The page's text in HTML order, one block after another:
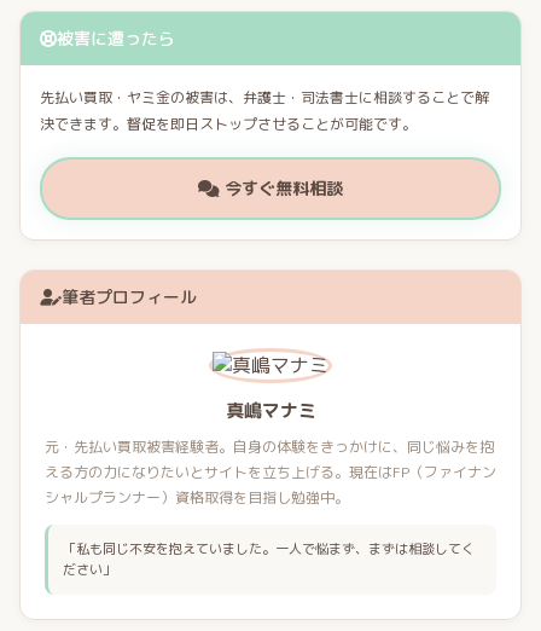
被害に遭ったら
先払い買取・ヤミ金の被害は、弁護士・司法書士に相談することで解
決できます。督促を即日ストップさせることが可能です。
今すぐ無料相談
筆者プロフィール
真嶋マナミ
元・先払い買取被害経験者。自身の体験をきっかけに、同じ悩みを抱
える方の力になりたいとサイトを立ち上げる。現在はFP（ファイナン
シャルプランナー）資格取得を目指し勉強中。
「私も同じ不安を抱えていました。一人で悩まず、まずは相談してく
ださい」